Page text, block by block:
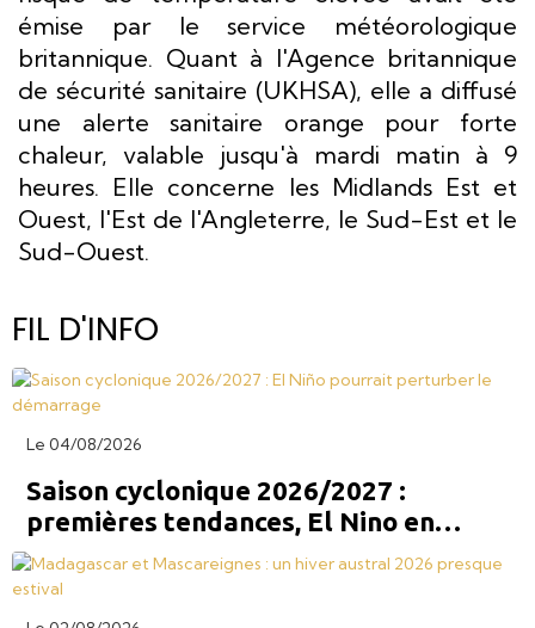
émise par le service météorologique
britannique. Quant à l'Agence britannique
de sécurité sanitaire (UKHSA), elle a diffusé
une alerte sanitaire orange pour forte
chaleur, valable jusqu'à mardi matin à 9
heures. Elle concerne les Midlands Est et
Ouest, l'Est de l'Angleterre, le Sud-Est et le
Sud-Ouest.
FIL D'INFO
Le 04/08/2026
Saison cyclonique 2026/2027 :
premières tendances, El Nino en
trouble fête ?